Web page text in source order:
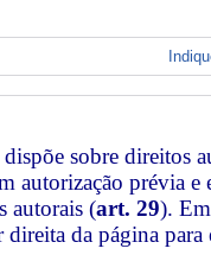
dispõe sobre direitos
autorização prévia e
autorais (art. 29).
da página